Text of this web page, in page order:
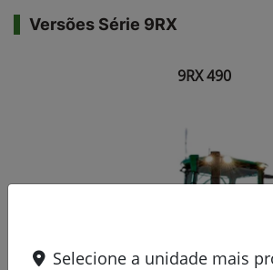
Versões Série 9RX
9RX 490
Selecione a unidade mais